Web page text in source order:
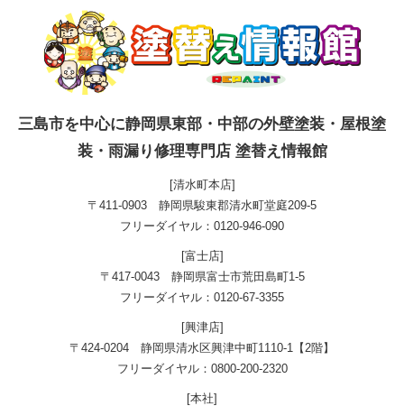
三島市を中心に静岡県東部・中部の外壁塗装・屋根塗
装・雨漏り修理専門店 塗替え情報館
[清水町本店]
〒411-0903 静岡県駿東郡清水町堂庭209-5
フリーダイヤル：0120-946-090
[富士店]
〒417-0043 静岡県富士市荒田島町1-5
フリーダイヤル：0120-67-3355
[興津店]
〒424-0204 静岡県清水区興津中町1110-1【2階】
フリーダイヤル：0800-200-2320
[本社]